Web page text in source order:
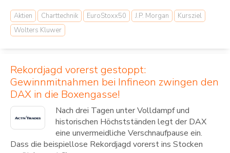
Aktien Charttechnik EuroStoxx50 J.P. Morgan
Kursziel
Wolters Kluwer
Rekordjagd vorerst gestoppt:
Gewinnmitnahmen bei Infineon zwingen den
DAX in die Boxengasse!
Nach drei Tagen unter Volldampf und
historischen Höchstständen legt der DAX
eine unvermeidliche Verschnaufpause ein.
Dass die beispiellose Rekordjagd vorerst ins Stocken